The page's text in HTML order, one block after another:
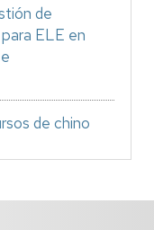
de
ELE en
de chino